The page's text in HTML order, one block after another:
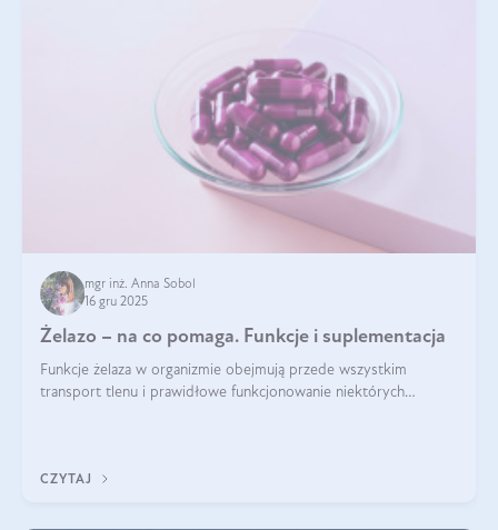
mgr inż. Anna Sobol
16 gru 2025
Żelazo – na co pomaga. Funkcje i suplementacja
Funkcje żelaza w organizmie obejmują przede wszystkim
transport tlenu i prawidłowe funkcjonowanie niektórych
CZYTAJ